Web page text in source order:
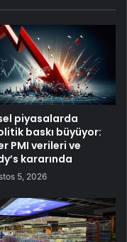
piyasalarda
baskı büyüyor:
PMI verileri ve
kararında
5, 2026